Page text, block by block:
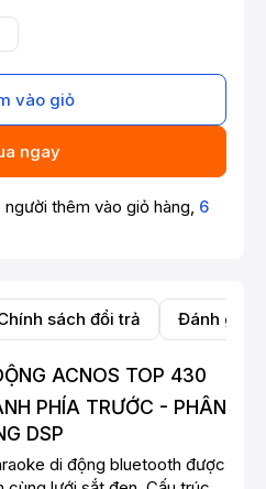
vào giỏ
ngay
người thêm vào giỏ hàng, 6
sách đổi trả Đánh giá
ACNOS TOP 430
PHÍA TRƯỚC - PHÂN
DSP
di động bluetooth được